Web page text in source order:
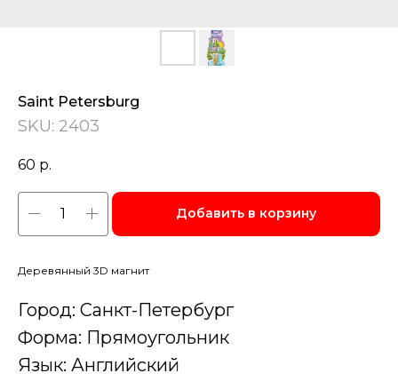
Saint Petersburg
SKU: 2403
60 р.
Добавить в корзину
Деревянный 3D магнит
Город: Санкт-Петербург
Форма: Прямоугольник
Язык: Английский